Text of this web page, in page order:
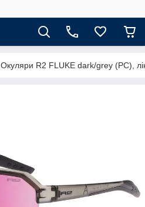
Окуляри R2 FLUKE dark/grey (PC),